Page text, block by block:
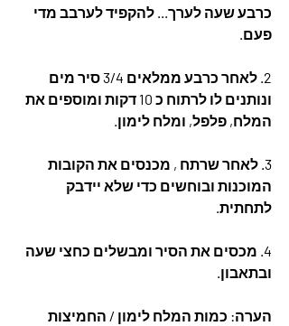
כרבע שעה לערך... להקפיד לערבב מדי
פעם.
2. לאחר כרבע ממלאים 3/4 סיר מים
ונותנים לו לרתוח כ 10 דקות ומוספים את
המלח, פלפל, ומלח לימון.
3. לאחר שרתח , מכנסים את הקובות
המוכנות ובוחשים כדי שלא יידבק
לתחתית.
4. מכסים את הסיר ומבשלים כחצי שעה
ובתאבון.
הערה: כמות המלח לימון / החמיצות